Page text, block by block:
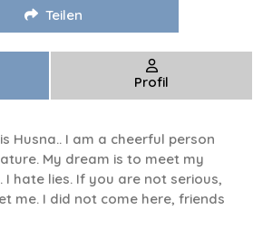
Teilen
Profil
Husna.. I am a cheerful person
My dream is to meet my
hate lies. If you are not serious,
me. I did not come here, friends